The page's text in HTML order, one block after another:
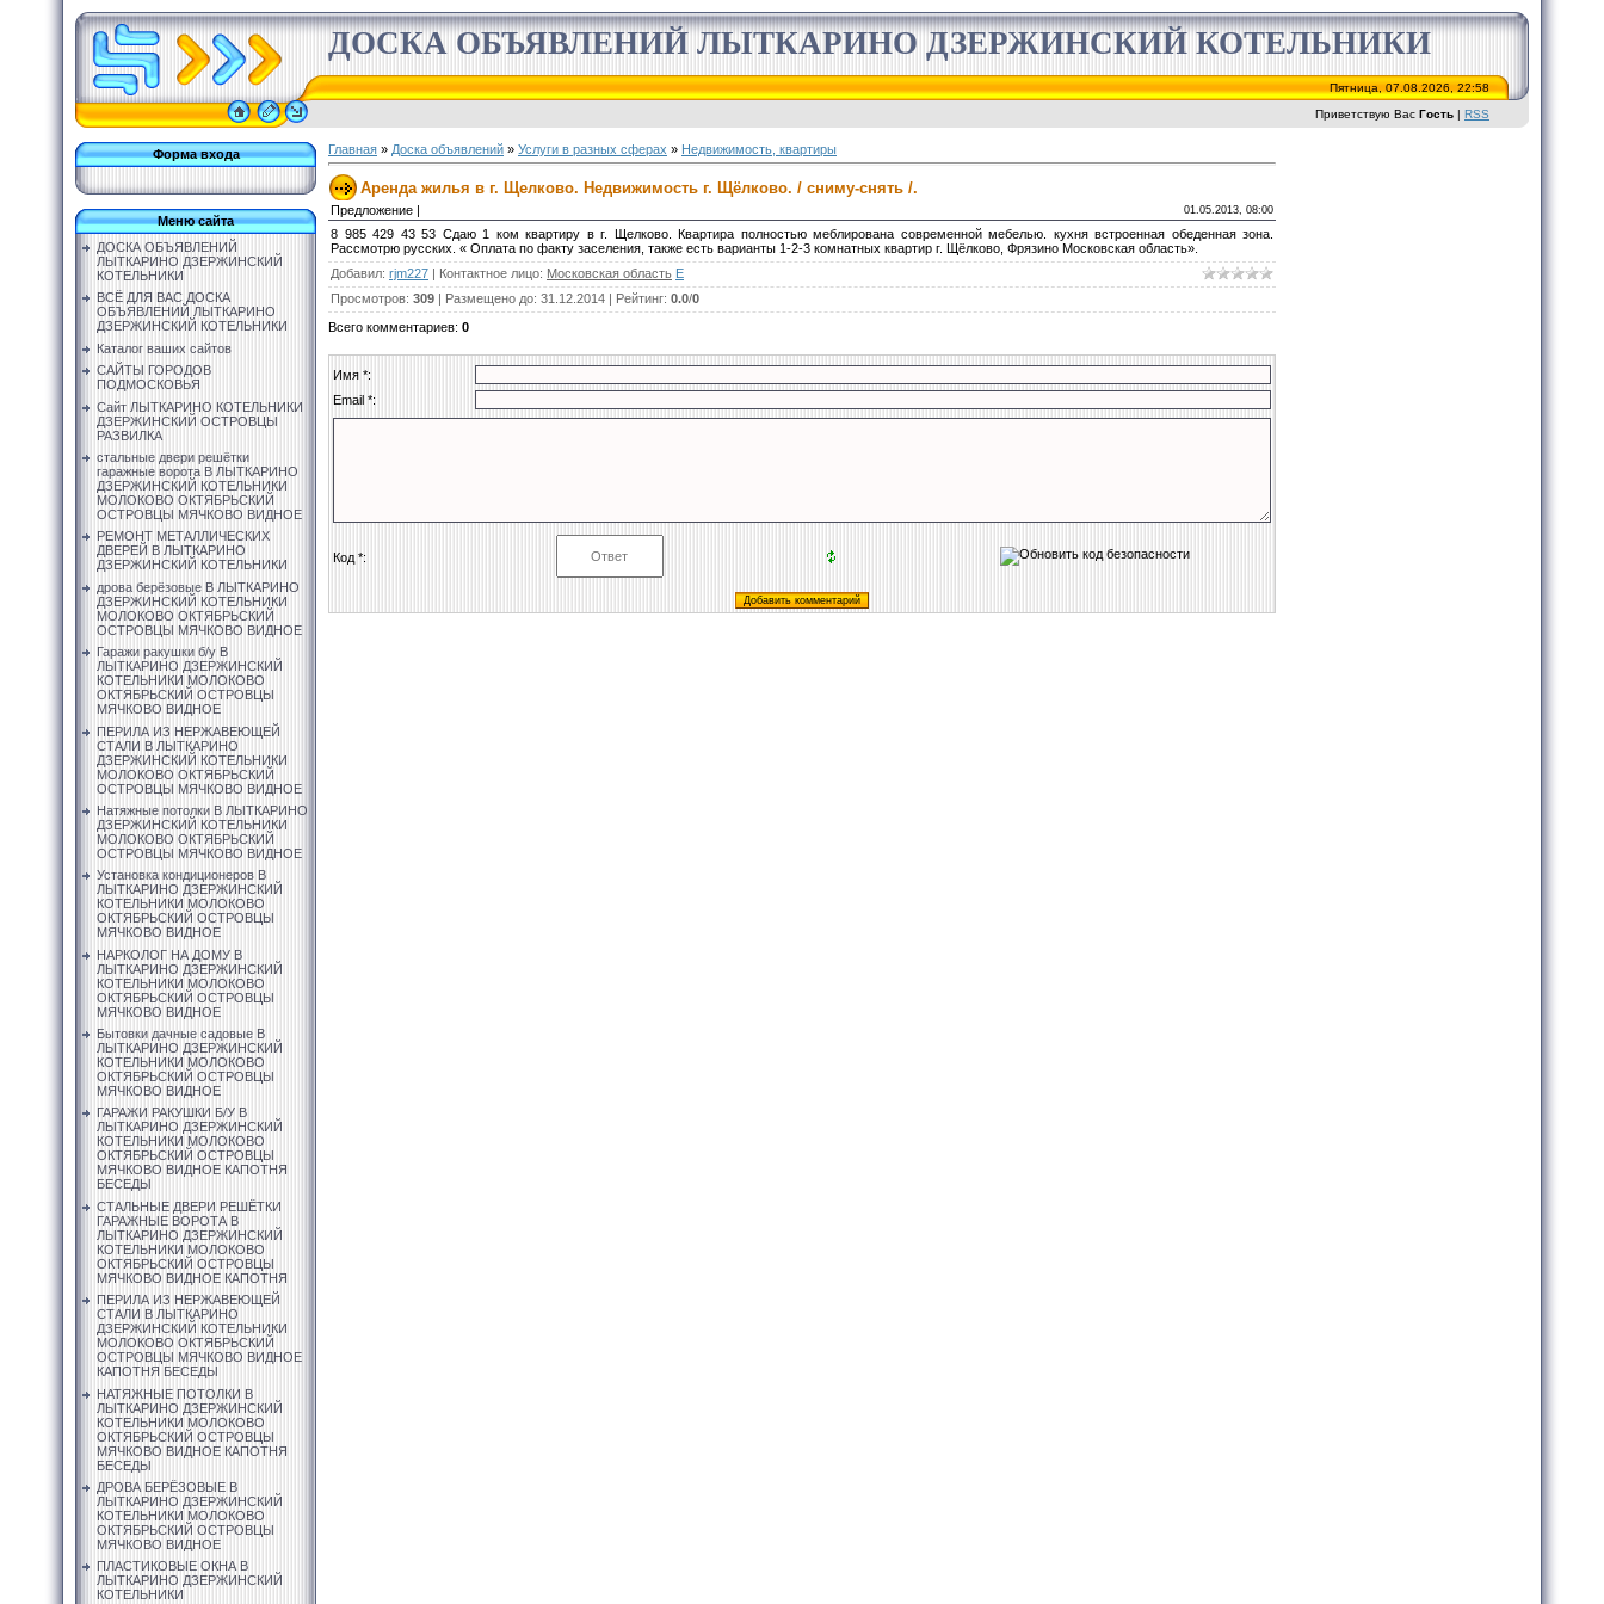
ДОСКА ОБЪЯВЛЕНИЙ ЛЫТКАРИНО ДЗЕРЖИНСКИЙ КОТЕЛЬНИКИ
Пятница, 07.08.2026, 22:58
Приветствую Вас Гость | RSS
Форма входа
Меню сайта
ДОСКА ОБЪЯВЛЕНИЙ
ЛЫТКАРИНО ДЗЕРЖИНСКИЙ
КОТЕЛЬНИКИ
ВСЁ ДЛЯ ВАС ДОСКА
ОБЪЯВЛЕНИЙ ЛЫТКАРИНО
ДЗЕРЖИНСКИЙ КОТЕЛЬНИКИ
Каталог ваших сайтов
САЙТЫ ГОРОДОВ
ПОДМОСКОВЬЯ
Сайт ЛЫТКАРИНО КОТЕЛЬНИКИ
ДЗЕРЖИНСКИЙ ОСТРОВЦЫ
РАЗВИЛКА
стальные двери решётки
гаражные ворота В ЛЫТКАРИНО
ДЗЕРЖИНСКИЙ КОТЕЛЬНИКИ
МОЛОКОВО ОКТЯБРЬСКИЙ
ОСТРОВЦЫ МЯЧКОВО ВИДНОЕ
РЕМОНТ МЕТАЛЛИЧЕСКИХ
ДВЕРЕЙ В ЛЫТКАРИНО
ДЗЕРЖИНСКИЙ КОТЕЛЬНИКИ
дрова берёзовые В ЛЫТКАРИНО
ДЗЕРЖИНСКИЙ КОТЕЛЬНИКИ
МОЛОКОВО ОКТЯБРЬСКИЙ
ОСТРОВЦЫ МЯЧКОВО ВИДНОЕ
Гаражи ракушки б/у В
ЛЫТКАРИНО ДЗЕРЖИНСКИЙ
КОТЕЛЬНИКИ МОЛОКОВО
ОКТЯБРЬСКИЙ ОСТРОВЦЫ
МЯЧКОВО ВИДНОЕ
ПЕРИЛА ИЗ НЕРЖАВЕЮЩЕЙ
СТАЛИ В ЛЫТКАРИНО
ДЗЕРЖИНСКИЙ КОТЕЛЬНИКИ
МОЛОКОВО ОКТЯБРЬСКИЙ
ОСТРОВЦЫ МЯЧКОВО ВИДНОЕ
Натяжные потолки В ЛЫТКАРИНО
ДЗЕРЖИНСКИЙ КОТЕЛЬНИКИ
МОЛОКОВО ОКТЯБРЬСКИЙ
ОСТРОВЦЫ МЯЧКОВО ВИДНОЕ
Установка кондиционеров В
ЛЫТКАРИНО ДЗЕРЖИНСКИЙ
КОТЕЛЬНИКИ МОЛОКОВО
ОКТЯБРЬСКИЙ ОСТРОВЦЫ
МЯЧКОВО ВИДНОЕ
НАРКОЛОГ НА ДОМУ В
ЛЫТКАРИНО ДЗЕРЖИНСКИЙ
КОТЕЛЬНИКИ МОЛОКОВО
ОКТЯБРЬСКИЙ ОСТРОВЦЫ
МЯЧКОВО ВИДНОЕ
Бытовки дачные садовые В
ЛЫТКАРИНО ДЗЕРЖИНСКИЙ
КОТЕЛЬНИКИ МОЛОКОВО
ОКТЯБРЬСКИЙ ОСТРОВЦЫ
МЯЧКОВО ВИДНОЕ
ГАРАЖИ РАКУШКИ Б/У В
ЛЫТКАРИНО ДЗЕРЖИНСКИЙ
КОТЕЛЬНИКИ МОЛОКОВО
ОКТЯБРЬСКИЙ ОСТРОВЦЫ
МЯЧКОВО ВИДНОЕ КАПОТНЯ
БЕСЕДЫ
СТАЛЬНЫЕ ДВЕРИ РЕШЁТКИ
ГАРАЖНЫЕ ВОРОТА В
ЛЫТКАРИНО ДЗЕРЖИНСКИЙ
КОТЕЛЬНИКИ МОЛОКОВО
ОКТЯБРЬСКИЙ ОСТРОВЦЫ
МЯЧКОВО ВИДНОЕ КАПОТНЯ
ПЕРИЛА ИЗ НЕРЖАВЕЮЩЕЙ
СТАЛИ В ЛЫТКАРИНО
ДЗЕРЖИНСКИЙ КОТЕЛЬНИКИ
МОЛОКОВО ОКТЯБРЬСКИЙ
ОСТРОВЦЫ МЯЧКОВО ВИДНОЕ
КАПОТНЯ БЕСЕДЫ
НАТЯЖНЫЕ ПОТОЛКИ В
ЛЫТКАРИНО ДЗЕРЖИНСКИЙ
КОТЕЛЬНИКИ МОЛОКОВО
ОКТЯБРЬСКИЙ ОСТРОВЦЫ
МЯЧКОВО ВИДНОЕ КАПОТНЯ
БЕСЕДЫ
ДРОВА БЕРЁЗОВЫЕ В
ЛЫТКАРИНО ДЗЕРЖИНСКИЙ
КОТЕЛЬНИКИ МОЛОКОВО
ОКТЯБРЬСКИЙ ОСТРОВЦЫ
МЯЧКОВО ВИДНОЕ
ПЛАСТИКОВЫЕ ОКНА В
ЛЫТКАРИНО ДЗЕРЖИНСКИЙ
КОТЕЛЬНИКИ
Главная » Доска объявлений » Услуги в разных сферах » Недвижимость, квартиры
Аренда жилья в г. Щелково. Недвижимость г. Щёлково. / сниму-снять /.
Предложение | 01.05.2013, 08:00
8 985 429 43 53 Сдаю 1 ком квартиру в г. Щелково. Квартира полностью меблирована современной мебелью. кухня встроенная обеденная зона.
Рассмотрю русских. « Оплата по факту заселения, также есть варианты 1-2-3 комнатных квартир г. Щёлково, Фрязино Московская область».
Добавил: rjm227 | Контактное лицо: Московская область E
Просмотров: 309 | Размещено до: 31.12.2014 | Рейтинг: 0.0/0
Всего комментариев: 0
Имя *:
Email *:
Код *: